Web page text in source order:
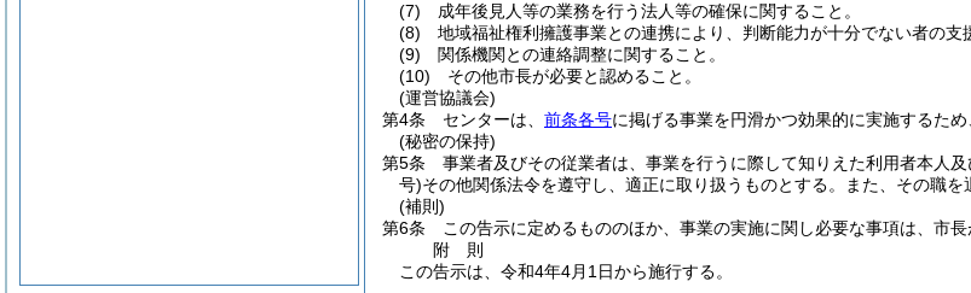
(7)
成年後見人等の業務を行う法人等の確保に関すること。
(8)
地域福祉権利擁護事業との連携により、判断能力が十分でない者の支
(9)
関係機関との連絡調整に関すること。
(10)
その他市長が必要と認めること。
(運営協議会)
第4条
センターは、 前条各号に掲げる事業を円滑かつ効果的に実施するため
(秘密の保持)
第5条
事業者及びその従業者は、事業を行うに際して知りえた利用者本人
号)その他関係法令を遵守し、適正に取り扱うものとする。
また、その職を
(補則)
第6条
この告示に定めるもののほか、事業の実施に関し必要な事項は、市長
附 則
この告示は、令和4年4月1日から施行する。